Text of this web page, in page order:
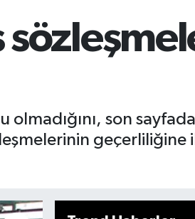
olmadığını, son
geçerliliğine